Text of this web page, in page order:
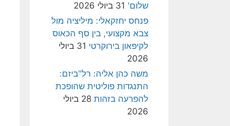
שלום' 31 ביולי 2026
פנחס יחזקאלי: מיליציה מול
צבא מקצועי, בין סף הכאוס
לקיפאון בירוקרטי
31 ביולי
2026
משה כהן אליה: רל"ביזם:
התנגדות פוליטית שהופכת
להפרעה בזהות
28 ביולי
2026